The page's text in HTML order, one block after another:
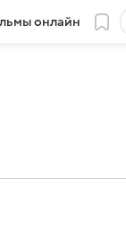
онлайн